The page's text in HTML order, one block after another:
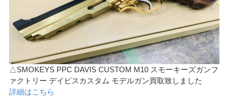
△SMOKEYS PPC DAVIS CUSTOM M10 スモーキーズガンフ
ァクトリー デイビスカスタム モデルガン買取致しました
詳細はこちら